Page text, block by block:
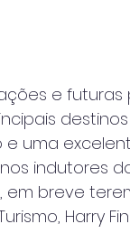
e futuras
e uma
indutores
em breve
Harry